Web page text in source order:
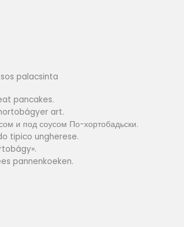
palacsinta
pancakes.
art.
и под соусом По-хортобадьски.
tipico ungherese.
pannenkoeken.